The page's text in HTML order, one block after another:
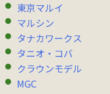
東京マルイ
マルシン
タナカワークス
タニオ・コバ
クラウンモデル
MGC